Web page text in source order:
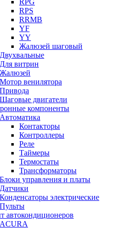
RPG
RPS
RRMB
YF
YY
Жалюзей шаговый
Двухвальные
Для витрин
Жалюзей
Мотор венилятора
Привода
Шаговые двигатели
компоненты
Автоматика
Контакторы
Контроллеры
Реле
Таймеры
Термостаты
Трансформаторы
Блоки управления и платы
Датчики
Конденсаторы электрические
Пульты
автокондиционеров
ACURA